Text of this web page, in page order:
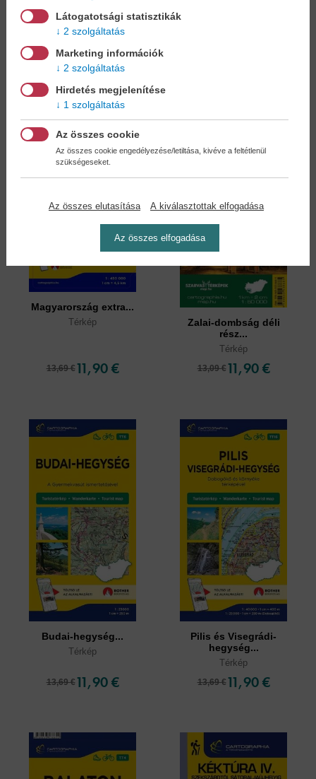
55,99 €50,90 €
Magyarország extra...
Térkép
13,69 € 11,90 €
Zalai-dombság déli
rész...
Térkép
13,09 € 11,90 €
Budai-hegység...
Térkép
13,69 € 11,90 €
Pilis és Visegrádi-
hegység...
Térkép
13,69 € 11,90 €
Látogatotsági statisztikák
2 szolgáltatás
Marketing információk
2 szolgáltatás
Hirdetés megjelenítése
1 szolgáltatás
Az összes cookie
Az összes cookie engedélyezése/letiltása, kivéve a feltétlenül
szükségeseket.
Az összes elutasítása A kiválasztottak elfogadása
Az összes elfogadása